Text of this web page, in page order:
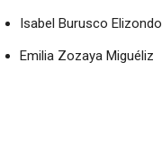
Isabel Burusco Elizondo
Emilia Zozaya Miguéliz